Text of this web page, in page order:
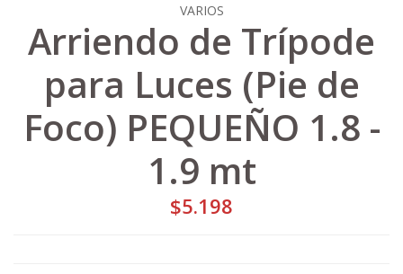
VARIOS
Arriendo de Trípode
para Luces (Pie de
Foco) PEQUEÑO 1.8 -
1.9 mt
$5.198